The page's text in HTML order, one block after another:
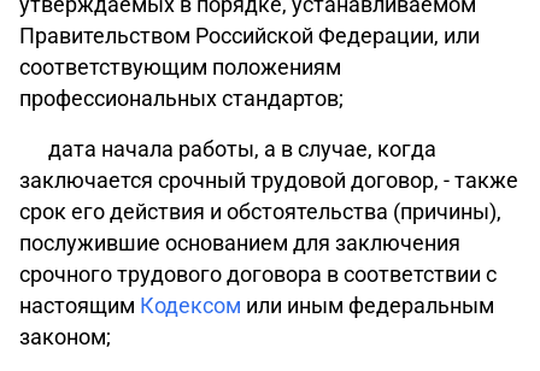
Правительством Российской Федерации, или
соответствующим положениям
профессиональных стандартов;
дата начала работы, а в случае, когда
заключается срочный трудовой договор, - также
срок его действия и обстоятельства (причины),
послужившие основанием для заключения
срочного трудового договора в соответствии с
настоящим Кодексом или иным федеральным
законом;